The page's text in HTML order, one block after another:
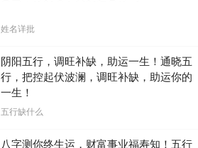
姓名详批
阴阳五行，调旺补缺，助运一生！通晓五
行，把控起伏波澜，调旺补缺，助运你的
一生！
五行缺什么
八字测你终生运，财富事业福寿知！五行